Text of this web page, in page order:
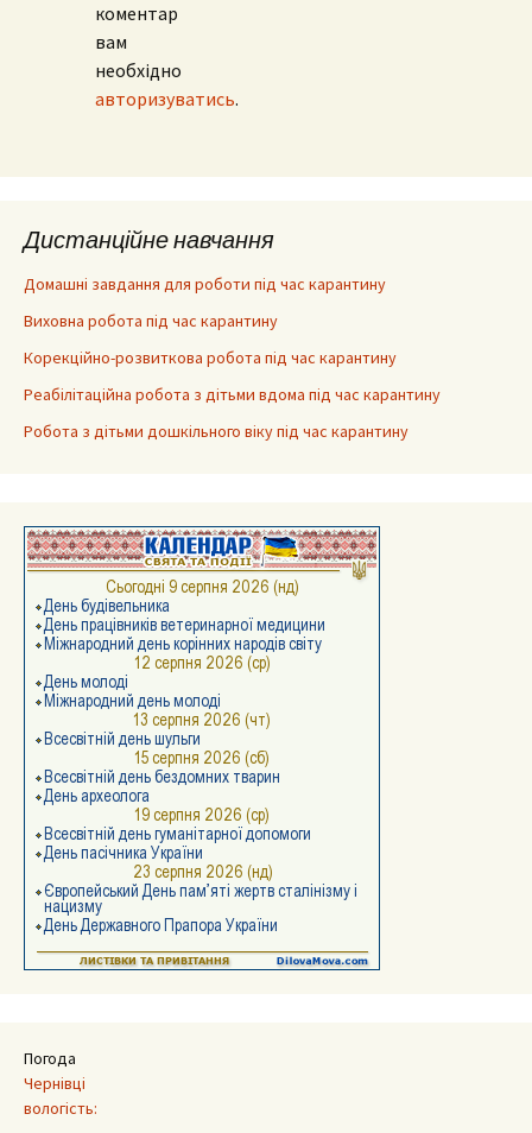
коментар
вам
необхідно
авторизуватись.
Дистанційне навчання
Домашні завдання для роботи під час карантину
Виховна робота під час карантину
Корекційно-розвиткова робота під час карантину
Реабілітаційна робота з дітьми вдома під час карантину
Робота з дітьми дошкільного віку під час карантину
Погода
Чернівці
вологість: